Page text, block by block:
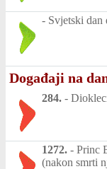
- Svjetski
Događaji na
284. -
1272. - Princ
(nakon smrti